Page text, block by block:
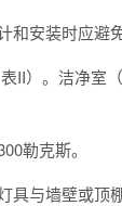
安装时应避
）。洁净室
勒克斯。
与墙壁或顶